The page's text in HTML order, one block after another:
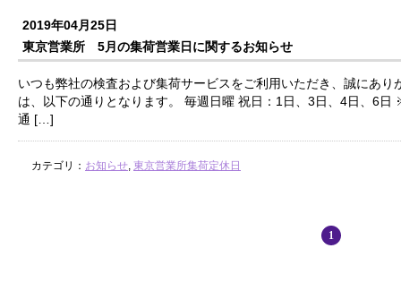
2019年04月25日
東京営業所 5月の集荷営業日に関するお知らせ
いつも弊社の検査および集荷サービスをご利用いただき、誠にあ
は、以下の通りとなります。 毎週日曜 祝日：1日、3日、4日、6
通 […]
カテゴリ： お知らせ, 東京営業所集荷定休日
1